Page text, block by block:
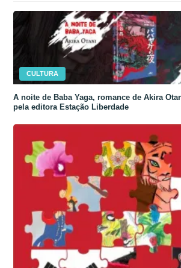
CULTURA
A noite de Baba Yaga, romance de Akira
pela editora Estação Liberdade